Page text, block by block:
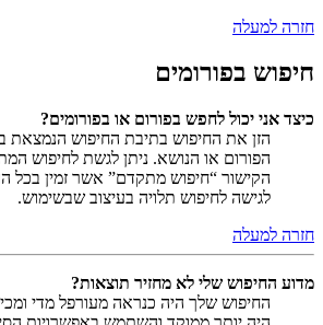
חזרה למעלה
חיפוש בפורומים
כיצד אני יכול לחפש בפורום או בפורומים?
הזן את החיפוש בתיבת החיפוש הנמצאת
הפורום או הנושא. ניתן לגשת לחיפוש
הקישור “חיפוש מתקדם” אשר זמין בכל
לגישה לחיפוש תלויה בעיצוב שבשימוש.
חזרה למעלה
מדוע החיפוש שלי לא מחזיר תוצאות?
החיפוש שלך היה כנראה מעורפל מדי